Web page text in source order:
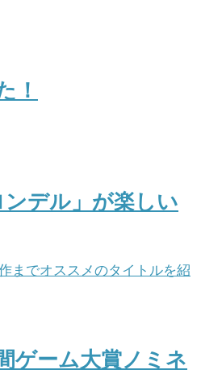
！
デル」が楽しい
ゲーム大賞ノミネ